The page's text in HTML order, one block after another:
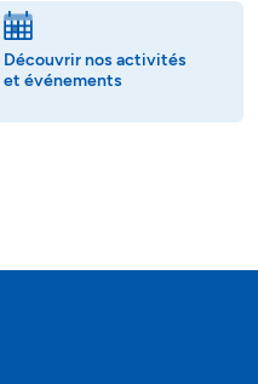
Découvrir nos activités
et événements